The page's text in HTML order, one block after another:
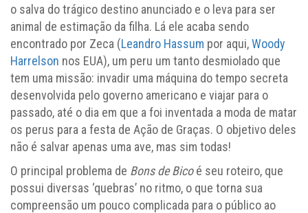
o salva do trágico destino anunciado e o leva para ser
animal de estimação da filha. Lá ele acaba sendo
encontrado por Zeca (Leandro Hassum por aqui,Woody
Harrelson nos EUA), um peru um tanto desmiolado que
tem uma missão: invadir uma máquina do tempo secreta
desenvolvida pelo governo americano e viajar para o
passado, até o dia em que a foi inventada a moda de matar
os perus para a festa de Ação de Graças. O objetivo deles
não é salvar apenas uma ave, mas sim todas!
O principal problema de Bons de Bicoé seu roteiro, que
possui diversas ‘quebras’ no ritmo, o que torna sua
compreensão um pouco complicada para o público ao